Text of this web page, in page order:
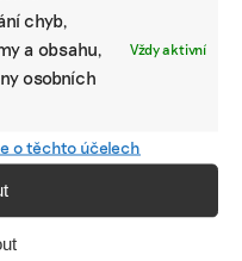
chyb,
a obsahu,
osobních
Vždy aktivní
o těchto účelech
oblasti